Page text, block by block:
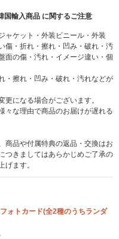
国輸入商品 に関するご注意
ャケット・外装ビニール・外装
傷・折れ・擦れ・凹み・破れ・汚
面の傷・汚れ・イメージ違い・個
・擦れ・凹み・破れ・汚れなどが
になる場合がございます。
々な理由で商品のお届けが遅れる
商品や付属特典の返品・交換はお
つきましてはあらかじめご了承の
げます。
ォトカード(全2種のうちランダ